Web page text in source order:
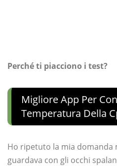
Perché ti piacciono i test?
Migliore App Per
Temperatura Della
Ho ripetuto la mia domanda
guardava con gli occhi